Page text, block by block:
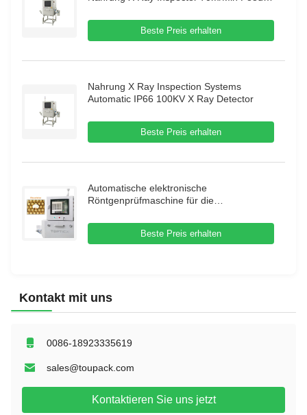
Beste Preis erhalten
Nahrung X Ray Inspection Systems
Automatic IP66 100KV X Ray Detector
Beste Preis erhalten
Automatische elektronische
Röntgenprüfmaschine für die
Beste Preis erhalten
Kontakt mit uns
0086-18923335619
sales@toupack.com
Kontaktieren Sie uns jetzt